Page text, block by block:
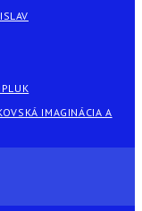
IMAGINÁCIA A